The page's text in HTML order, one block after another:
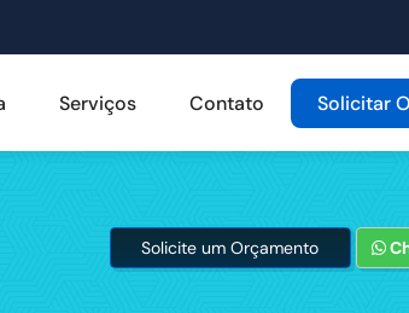
Serviços Contato Solicitar
Solicite um Orçamento